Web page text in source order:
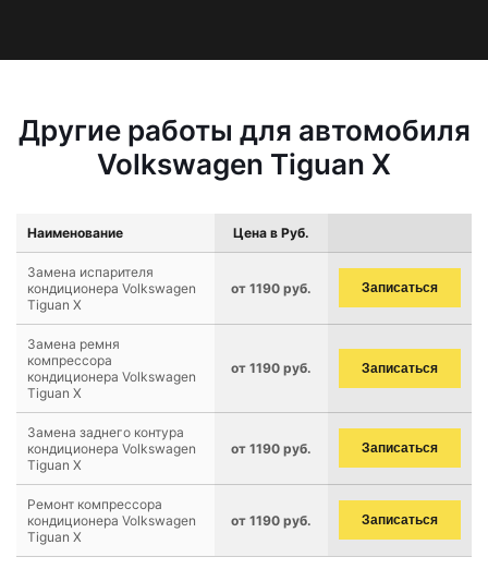
Другие работы для автомобиля
Volkswagen Tiguan X
Наименование Цена в Руб.
Замена испарителя
кондиционера Volkswagen
Tiguan X
от 1190 руб. Записаться
Замена ремня
компрессора
кондиционера Volkswagen
Tiguan X
от 1190 руб. Записаться
Замена заднего контура
кондиционера Volkswagen
Tiguan X
от 1190 руб. Записаться
Ремонт компрессора
кондиционера Volkswagen
Tiguan X
от 1190 руб. Записаться